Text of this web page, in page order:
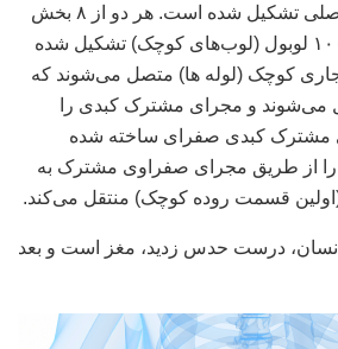
می‌دارد. کبد از ۲ لوب اصلی تشکیل شده است. هر دو از ۸ بخش
تشکیل شده‌اند که از ۱۰۰۰ لوبول (لوب‌های کوچک) تشکیل شده
کوچک (لوله ها) متصل می‌شوند که
می‌شوند و مجرای مشترک کبدی را
مشترک کبدی صفرای ساخته شده
از طریق مجرای صفراوی مشترک به
قسمت روده کوچک) منتقل می‌کند.
درست حدس زدید، مغز است و بعد